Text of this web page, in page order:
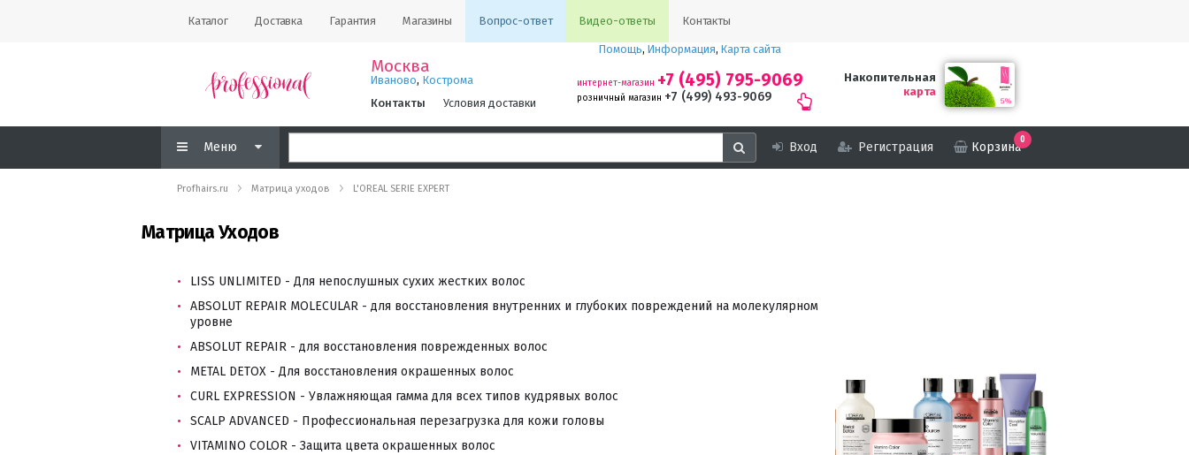
Каталог Доставка Гарантия Магазины Вопрос-ответ Видео-ответы Контакты
Москва
Иваново, Кострома
Контакты
Условия доставки
Помощь, Информация, Карта сайта
интернет-магазин +7 (495) 795-9069
розничный магазин +7 (499) 493-9069
Накопительная
карта
Меню Вход Регистрация Корзина
0
Profhairs.ru Матрица уходов L'OREAL SERIE EXPERT
Матрица Уходов
LISS UNLIMITED - Для непослушных сухих жестких волос
ABSOLUT REPAIR MOLECULAR - для восстановления внутренних и глубоких повреждений на молекулярном
уровне
ABSOLUT REPAIR - для восстановления поврежденных волос
METAL DETOX - Для восстановления окрашенных волос
CURL EXPRESSION - Увлажняющая гамма для всех типов кудрявых волос
SCALP ADVANCED - Профессиональная перезагрузка для кожи головы
VITAMINO COLOR - Защита цвета окрашенных волос